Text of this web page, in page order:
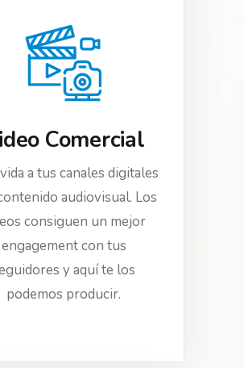
Comercial
a tus canales digitales
audiovisual. Los
consiguen un mejor
engagement con tus
y aquí te los
podemos producir.